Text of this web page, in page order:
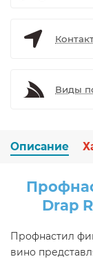
Виды
Описание
Drap
Профнастил
вино